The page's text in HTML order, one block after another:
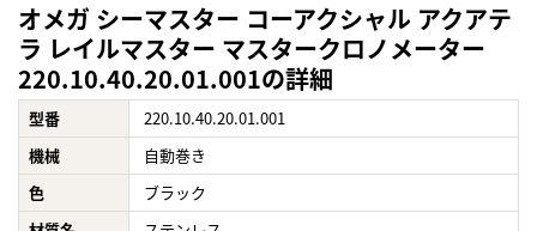
オメガ シーマスター コーアクシャル アクアテ
ラ レイルマスター マスタークロノメーター
220.10.40.20.01.001の詳細
型番
220.10.40.20.01.001
機械
自動巻き
色
ブラック